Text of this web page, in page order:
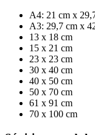
A4: 21 cm x
A3: 29,7 cm x
13 x 18 cm
15 x 21 cm
23 x 23 cm
30 x 40 cm
40 x 50 cm
50 x 70 cm
61 x 91 cm
70 x 100 cm